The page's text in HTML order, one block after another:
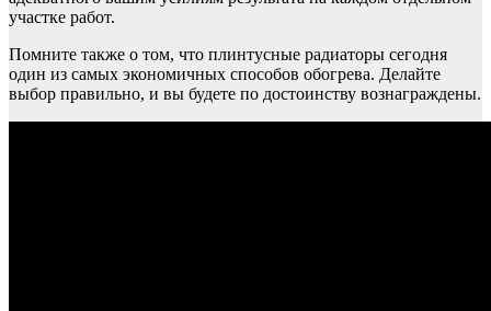
участке работ.
Помните также о том, что плинтусные радиаторы сегодня
один из самых экономичных способов обогрева. Делайте
выбор правильно, и вы будете по достоинству вознаграждены.